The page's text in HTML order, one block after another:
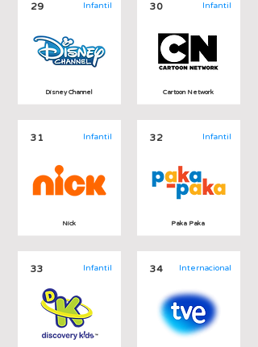
Disney Channel
29 Infantil
Nick
31 Infantil
33 Infantil
Cartoon Network
30 Infantil
Paka Paka
32 Infantil
34 Internacional